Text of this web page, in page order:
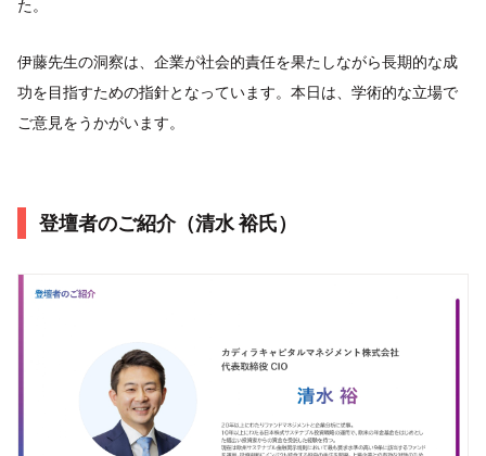
た。
伊藤先生の洞察は、企業が社会的責任を果たしながら長期的な成
功を目指すための指針となっています。本日は、学術的な立場で
ご意見をうかがいます。
登壇者のご紹介（清水 裕氏）